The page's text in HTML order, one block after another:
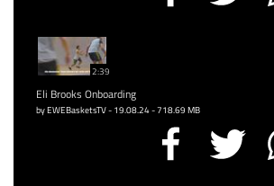
2:39
Eli Brooks Onboarding
by EWEBasketsTV - 19.08.24 - 718.69 MB